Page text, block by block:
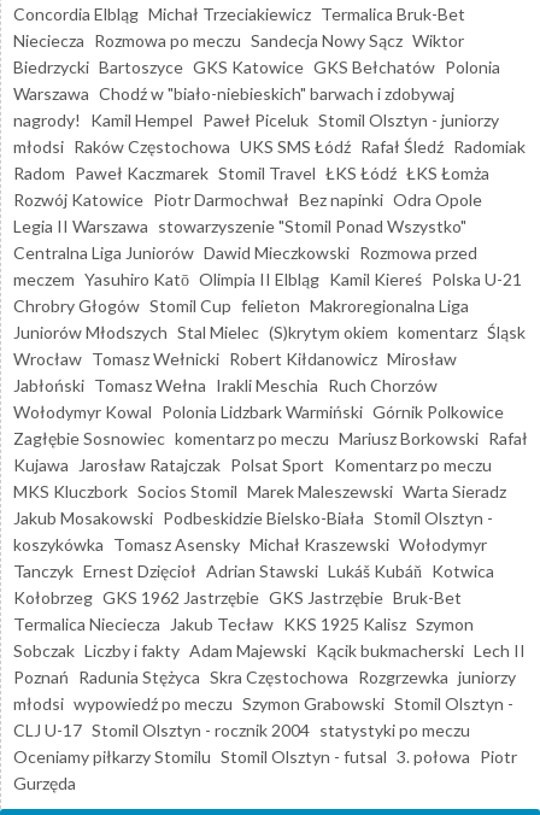
Concordia Elbląg Michał Trzeciakiewicz Termalica Bruk-Bet
Nieciecza Rozmowa po meczu Sandecja Nowy Sącz Wiktor
Biedrzycki Bartoszyce GKS Katowice GKS Bełchatów Polonia
Warszawa Chodź w "biało-niebieskich" barwach i zdobywaj
nagrody!
Kamil Hempel Paweł Piceluk Stomil Olsztyn - juniorzy
młodsi Raków Częstochowa UKS SMS Łódź Rafał Śledź Radomiak
Radom Paweł Kaczmarek Stomil Travel ŁKS Łódź ŁKS Łomża
Rozwój Katowice Piotr Darmochwał Bez napinki Odra Opole
Legia II Warszawa stowarzyszenie "Stomil Ponad Wszystko"
Centralna Liga Juniorów Dawid Mieczkowski Rozmowa przed
meczem Yasuhiro Katō Olimpia II Elbląg Kamil Kiereś Polska U-21
Chrobry Głogów Stomil Cup felieton Makroregionalna Liga
Juniorów Młodszych Stal Mielec (S)krytym okiem komentarz Śląsk
Wrocław Tomasz Wełnicki Robert Kiłdanowicz Mirosław
Jabłoński Tomasz Wełna Irakli Meschia Ruch Chorzów
Wołodymyr Kowal Polonia Lidzbark Warmiński Górnik Polkowice
Zagłębie Sosnowiec komentarz po meczu Mariusz Borkowski Rafał
Kujawa
Jarosław Ratajczak Polsat Sport Komentarz po meczu
MKS Kluczbork Socios Stomil Marek Maleszewski Warta Sieradz
Jakub Mosakowski Podbeskidzie Bielsko-Biała Stomil Olsztyn -
koszykówka Tomasz Asensky Michał Kraszewski Wołodymyr
Tanczyk Ernest Dzięcioł Adrian Stawski Lukáš Kubáň Kotwica
Kołobrzeg GKS 1962 Jastrzębie GKS Jastrzębie Bruk-Bet
Termalica Nieciecza
Jakub Tecław KKS 1925 Kalisz Szymon
Sobczak Liczby i fakty Adam Majewski Kącik bukmacherski Lech II
Poznań Radunia Stężyca Skra Częstochowa Rozgrzewka juniorzy
młodsi wypowiedź po meczu Szymon Grabowski Stomil Olsztyn -
CLJ U-17 Stomil Olsztyn - rocznik 2004 statystyki po meczu
Oceniamy piłkarzy Stomilu Stomil Olsztyn - futsal 3. połowa Piotr
Gurzęda